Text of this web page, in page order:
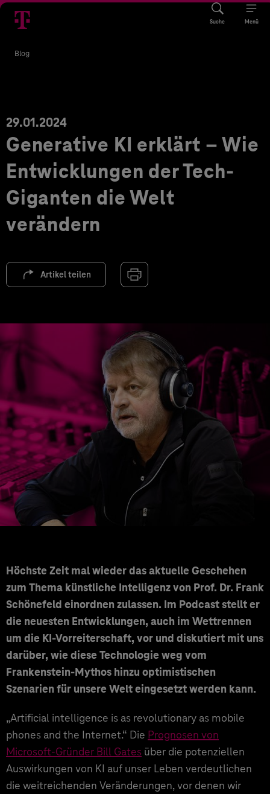
Suche Menü
Blog
29.01.2024
Generative KI erklärt – Wie
Entwicklungen der Tech-
Giganten die Welt
verändern
Artikel teilen
Höchste Zeit mal wieder das aktuelle Geschehen
zum Thema künstliche Intelligenz von Prof. Dr. Frank
Schönefeld einordnen zulassen. Im Podcast stellt er
die neuesten Entwicklungen, auch im Wettrennen
um die KI-Vorreiterschaft, vor und diskutiert mit uns
darüber, wie diese Technologie weg vom
Frankenstein-Mythos hinzu optimistischen
Szenarien für unsere Welt eingesetzt werden kann.
„Artificial intelligence is as revolutionary as mobile
phones and the Internet.“ Die Prognosen von
Microsoft-Gründer Bill Gates über die potenziellen
Auswirkungen von KI auf unser Leben verdeutlichen
die weitreichenden Veränderungen, vor denen wir